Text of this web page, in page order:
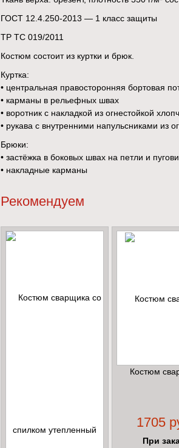
ГОСТ 12.4.250-2013 — 1 класс защиты
ТР ТС 019/2011
Костюм состоит из куртки и брюк.
Куртка:
• центральная правосторонняя бортовая
• карманы в рельефных швах
• воротник с накладкой из огнестойкой
• рукава с внутренними напульсниками из
Брюки:
• застёжка в боковых швах на петли и
• накладные карманы
Рекомендуем
Костюм
1705
При